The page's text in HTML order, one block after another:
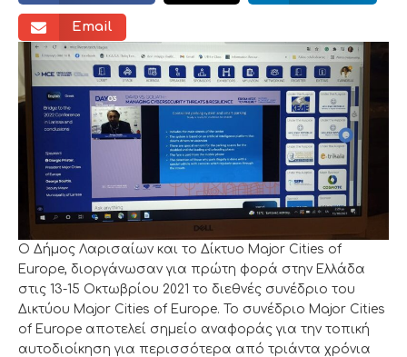
Email
Ο Δήμος Λαρισαίων και το Δίκτυο Major Cities of
Europe, διοργάνωσαν για πρώτη φορά στην Ελλάδα
στις 13-15 Οκτωβρίου 2021 το διεθνές συνέδριο του
Δικτύου Major Cities of Europe. Το συνέδριο Major Cities
of Europe αποτελεί σημείο αναφοράς για την τοπική
αυτοδιοίκηση για περισσότερα από τριάντα χρόνια